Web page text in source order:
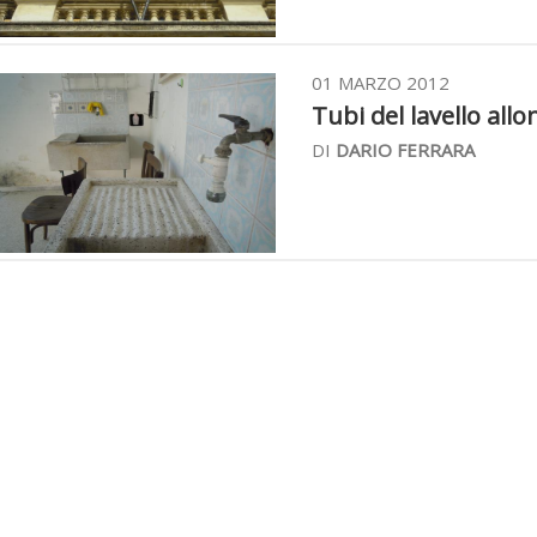
01 MARZO 2012
Tubi del lavello
DI DARIO FERRARA